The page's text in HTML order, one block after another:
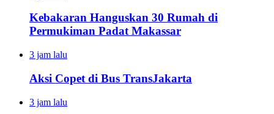
Kebakaran Hanguskan 30 Rumah di
Permukiman Padat Makassar
3 jam lalu
Aksi Copet di Bus TransJakarta
3 jam lalu